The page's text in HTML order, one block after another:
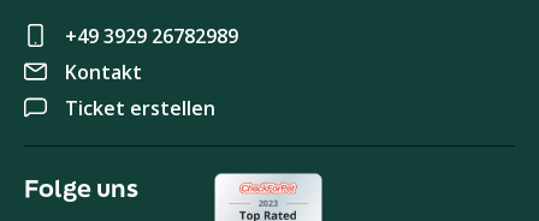
Folge uns
+49 3929 26782989
Kontakt
Ticket erstellen